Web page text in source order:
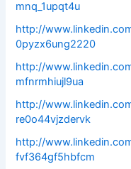
mnq_1upqt4u
http://
0pyzx6ung2220
http://
mfnrmhiujl9ua
http://
re0o44vjzdervk
http://
fvf364gf5hbfcm